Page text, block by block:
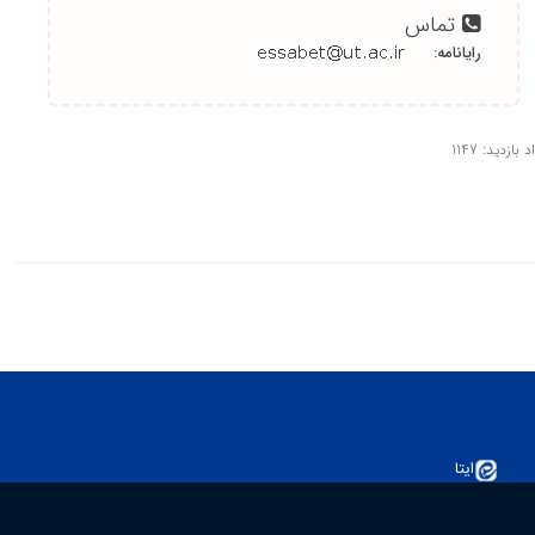
تماس
رایانامه:
1147